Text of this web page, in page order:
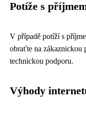
Potíže s
V případě potíží s
obraťte na zákaznickou
technickou podporu.
Výhody